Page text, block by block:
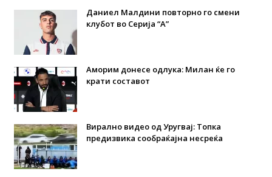
Даниел Малдини повторно го смени
клубот во Серија “А”
Аморим донесе одлука: Милан ќе го
крати составот
Вирално видео од Уругвај: Топка
предизвика сообраќајна несреќа